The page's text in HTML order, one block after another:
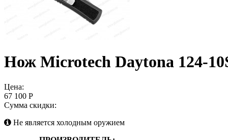
Нож Microtech Daytona 124-
Цена:
67 100 Р
Сумма скидки:
Не является холодным оружием